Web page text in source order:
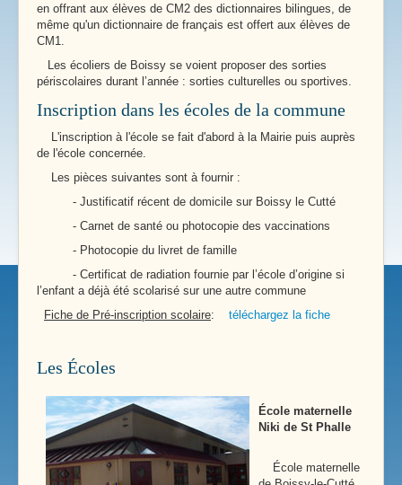
en offrant aux élèves de CM2 des dictionnaires bilingues, de
même qu'un dictionnaire de français est offert aux élèves de
CM1.
Les écoliers de Boissy se voient proposer des sorties
périscolaires durant l’année : sorties culturelles ou sportives.
Inscription dans les écoles de la commune
L'inscription à l'école se fait d'abord à la Mairie puis auprès
de l'école concernée.
Les pièces suivantes sont à fournir :
- Justificatif récent de domicile sur Boissy le Cutté
- Carnet de santé ou photocopie des vaccinations
- Photocopie du livret de famille
- Certificat de radiation fournie par l’école d’origine si
l’enfant a déjà été scolarisé sur une autre commune
Fiche de Pré-inscription scolaire: téléchargez la fiche
Les Écoles
École maternelle
Niki de St Phalle
École maternelle